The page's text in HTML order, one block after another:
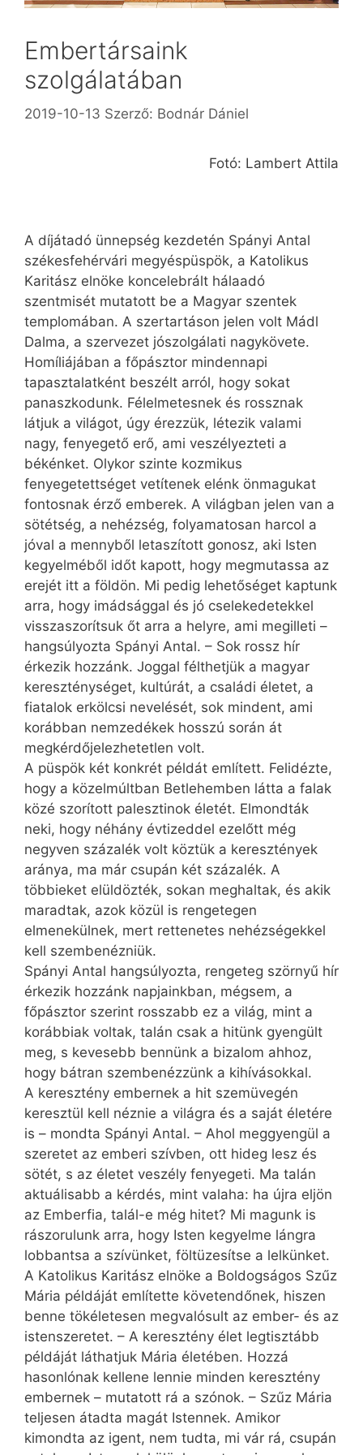
Embertársaink
szolgálatában
2019-10-13 Szerző: Bodnár Dániel
Fotó: Lambert Attila
A díjátadó ünnepség kezdetén Spányi Antal
székesfehérvári megyéspüspök, a Katolikus
Karitász elnöke koncelebrált hálaadó
szentmisét mutatott be a Magyar szentek
templomában. A szertartáson jelen volt Mádl
Dalma, a szervezet jószolgálati nagykövete.
Homíliájában a főpásztor mindennapi
tapasztalatként beszélt arról, hogy sokat
panaszkodunk. Félelmetesnek és rossznak
látjuk a világot, úgy érezzük, létezik valami
nagy, fenyegető erő, ami veszélyezteti a
békénket. Olykor szinte kozmikus
fenyegetettséget vetítenek elénk önmagukat
fontosnak érző emberek. A világban jelen van a
sötétség, a nehézség, folyamatosan harcol a
jóval a mennyből letaszított gonosz, aki Isten
kegyelméből időt kapott, hogy megmutassa az
erejét itt a földön. Mi pedig lehetőséget kaptunk
arra, hogy imádsággal és jó cselekedetekkel
visszaszorítsuk őt arra a helyre, ami megilleti –
hangsúlyozta Spányi Antal. – Sok rossz hír
érkezik hozzánk. Joggal félthetjük a magyar
kereszténységet, kultúrát, a családi életet, a
fiatalok erkölcsi nevelését, sok mindent, ami
korábban nemzedékek hosszú során át
megkérdőjelezhetetlen volt.
A püspök két konkrét példát említett. Felidézte,
hogy a közelmúltban Betlehemben látta a falak
közé szorított palesztinok életét. Elmondták
neki, hogy néhány évtizeddel ezelőtt még
negyven százalék volt köztük a keresztények
aránya, ma már csupán két százalék. A
többieket elüldözték, sokan meghaltak, és akik
maradtak, azok közül is rengetegen
elmenekülnek, mert rettenetes nehézségekkel
kell szembenézniük.
Spányi Antal hangsúlyozta, rengeteg szörnyű hír
érkezik hozzánk napjainkban, mégsem, a
főpásztor szerint rosszabb ez a világ, mint a
korábbiak voltak, talán csak a hitünk gyengült
meg, s kevesebb bennünk a bizalom ahhoz,
hogy bátran szembenézzünk a kihívásokkal.
A keresztény embernek a hit szemüvegén
keresztül kell néznie a világra és a saját életére
is – mondta Spányi Antal. – Ahol meggyengül a
szeretet az emberi szívben, ott hideg lesz és
sötét, s az életet veszély fenyegeti. Ma talán
aktuálisabb a kérdés, mint valaha: ha újra eljön
az Emberfia, talál-e még hitet? Mi magunk is
rászorulunk arra, hogy Isten kegyelme lángra
lobbantsa a szívünket, föltüzesítse a lelkünket.
A Katolikus Karitász elnöke a Boldogságos Szűz
Mária példáját említette követendőnek, hiszen
benne tökéletesen megvalósult az ember- és az
istenszeretet. – A keresztény élet legtisztább
példáját láthatjuk Mária életében. Hozzá
hasonlónak kellene lennie minden keresztény
embernek – mutatott rá a szónok. – Szűz Mária
teljesen átadta magát Istennek. Amikor
kimondta az igent, nem tudta, mi vár rá, csupán